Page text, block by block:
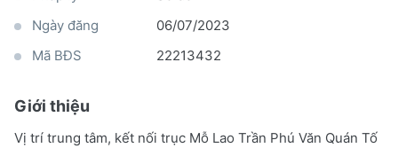
Ngày đăng
06/07/2023
Mã BĐS
22213432
Giới thiệu
Vị trí trung tâm, kết nối trục Mỗ Lao Trần Phú Văn Quán Tố